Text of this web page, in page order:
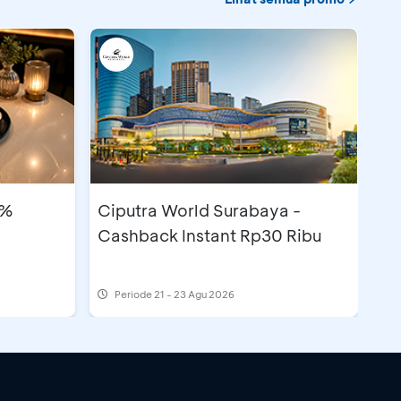
Ciputra World Surabaya -
Cashback Instant Rp30 Ribu
Periode21 - 23 Agu 2026